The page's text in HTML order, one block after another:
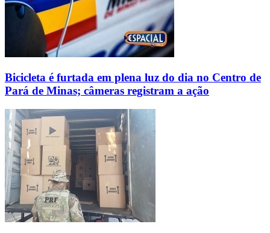
Bicicleta é furtada em plena luz do dia no Centro de
Pará de Minas; câmeras registram a ação